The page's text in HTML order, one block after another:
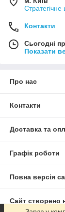
Контакти
Сьогодні
Показати
Про нас
Контакти
Доставка та
Графік роботи
Повна версія
Сайт створено